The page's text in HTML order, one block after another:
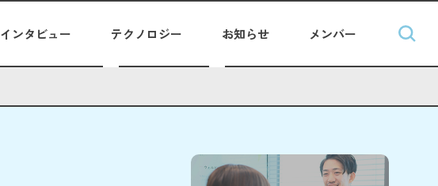
インタビュー テクノロジー お知らせ メンバー